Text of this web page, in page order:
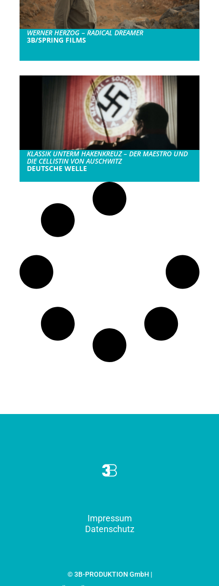
WERNER HERZOG – RADICAL DREAMER
3B/SPRING FILMS
KLASSIK UNTERM HAKENKREUZ – DER MAESTRO UND
DIE CELLISTIN VON AUSCHWITZ
DEUTSCHE WELLE
Impressum
Datenschutz
© 3B-PRODUKTION GmbH |